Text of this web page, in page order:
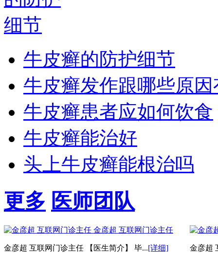
牛皮癣的防护细节
牛皮癣发作跟哪些原因
牛皮癣患者应如何饮食
牛皮癣能治好
头上牛皮癣能根治吗
更多 医师团队
金彦超 互联网门诊主任
金彦超 互联网门诊主任 【医生简介】 毕...[详细] 金彦超